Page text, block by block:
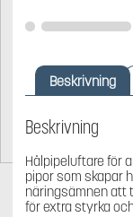
Beskrivning
Beskrivning
Hålpipeluftare för
pipor som skapar
näringsämnen att
för extra styrka